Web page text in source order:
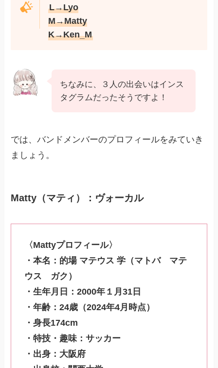
L→Lyo
M→Matty
K→Ken_M
ちなみに、３人の出会いはインス
タグラムだったそうですよ！
では、バンドメンバーのプロフィールをみていき
ましょう。
Matty（マティ）：ヴォーカル
〈Mattyプロフィール〉
・本名：的場 マテウス 学（マトバ マテ
ウス ガク）
・生年月日：2000年１月31日
・年齢：24歳（2024年4月時点）
・身長174cm
・特技・趣味：サッカー
・出身：大阪府